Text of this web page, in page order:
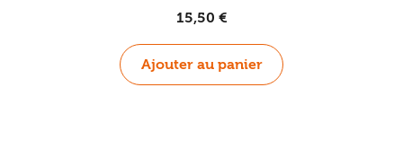
15,50 €
Ajouter au panier